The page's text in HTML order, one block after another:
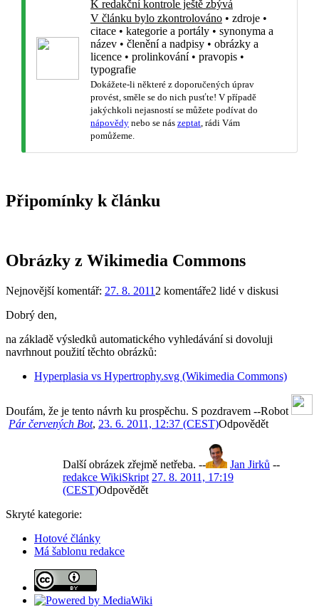
K redakční kontrole ještě zbývá
V článku bylo zkontrolováno • zdroje •
citace • kategorie a portály • synonyma a
název • členění a nadpisy • obrázky a
licence • prolinkování• pravopis •
typografie
Dokážete-li některé z doporučených úprav
provést, směle se do nich pusťte! V případě
jakýchkoli nejasností se můžete podívat do
nápovědy nebo se nás zeptat , rádi Vám
pomůžeme.
Připomínky k článku
Obrázky z Wikimedia Commons
Nejnovější komentář: 27. 8. 2011 2 komentáře2 lidé v diskusi
Dobrý den,
na základě výsledků automatického vyhledávání si dovoluji
navrhnout použití těchto obrázků:
Hyperplasia vs Hypertrophy.svg (Wikimedia Commons)
Doufám, že je tento návrh ku prospěchu. S pozdravem --Robot
Pár červených Bot, 23. 6. 2011, 12:37 (CEST)Odpovědět
Další obrázek zřejmě netřeba. -- Jan Jirků --
redakce WikiSkript 27. 8. 2011, 17:19
(CEST)Odpovědět
Skryté kategorie:
Hotové články
Má šablonu redakce